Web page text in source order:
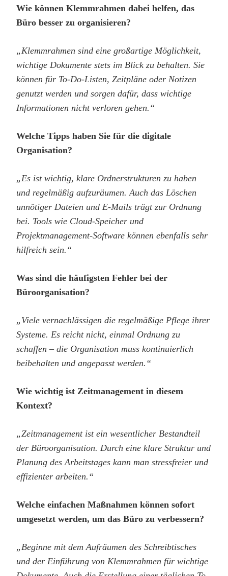
Wie können Klemmrahmen dabei helfen, das
Büro besser zu organisieren?
„Klemmrahmen sind eine großartige Möglichkeit,
wichtige Dokumente stets im Blick zu behalten. Sie
können für To-Do-Listen, Zeitpläne oder Notizen
genutzt werden und sorgen dafür, dass wichtige
Informationen nicht verloren gehen.“
Welche Tipps haben Sie für die digitale
Organisation?
„Es ist wichtig, klare Ordnerstrukturen zu haben
und regelmäßig aufzuräumen. Auch das Löschen
unnötiger Dateien und E-Mails trägt zur Ordnung
bei. Tools wie Cloud-Speicher und
Projektmanagement-Software können ebenfalls sehr
hilfreich sein.“
Was sind die häufigsten Fehler bei der
Büroorganisation?
„Viele vernachlässigen die regelmäßige Pflege ihrer
Systeme. Es reicht nicht, einmal Ordnung zu
schaffen – die Organisation muss kontinuierlich
beibehalten und angepasst werden.“
Wie wichtig ist Zeitmanagement in diesem
Kontext?
„Zeitmanagement ist ein wesentlicher Bestandteil
der Büroorganisation. Durch eine klare Struktur und
Planung des Arbeitstages kann man stressfreier und
effizienter arbeiten.“
Welche einfachen Maßnahmen können sofort
umgesetzt werden, um das Büro zu verbessern?
„Beginne mit dem Aufräumen des Schreibtisches
und der Einführung von Klemmrahmen für wichtige